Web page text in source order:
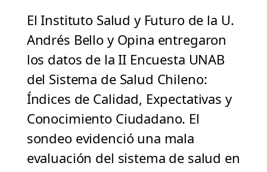
El Instituto Salud y Futuro de la U.
Andrés Bello y Opina entregaron
los datos de la II Encuesta UNAB
del Sistema de Salud Chileno:
Índices de Calidad, Expectativas y
Conocimiento Ciudadano. El
sondeo evidenció una mala
evaluación del sistema de salud en